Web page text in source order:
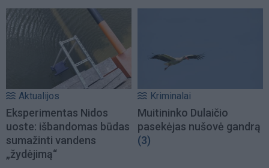
Aktualijos
Eksperimentas Nidos
uoste: išbandomas būdas
sumažinti vandens
„žydėjimą“
Kriminalai
Muitininko Dulaičio
pasekėjas nušovė gandrą
(3)